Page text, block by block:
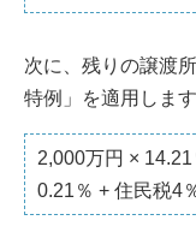
次に、残りの譲渡
特例」を適用します
2,000万円 ×
0.21％ + 住民税4